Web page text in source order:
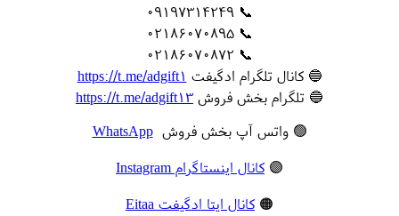
📞 09197314249
📞 02186070895
📞 02186070872
🔵 کانال تلگرام ادگیفت https://t.me/adgift1
🔵 تلگرام بخش فروش https://t.me/adgift13
🟢 واتس آپ بخش فروشWhatsApp
🟣 کانال اینستاگرام Instagram
🟠 کانال ایتا ادگیفت Eitaa